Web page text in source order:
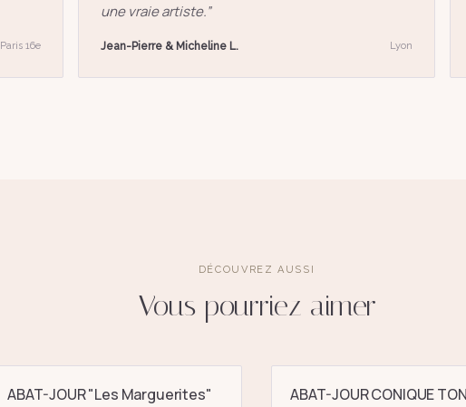
Paris 16e
une vraie artiste.”
Jean-Pierre & Micheline L. Lyon
DÉCOUVREZ AUSSI
Vous pourriez aimer
ABAT-JOUR "Les Marguerites"
ABAT-JOUR CONIQUE